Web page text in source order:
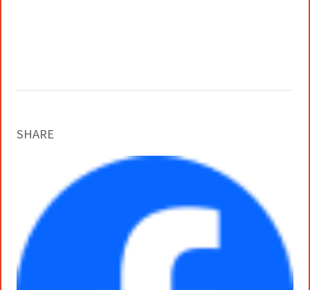
CSR
本社・支社アクセス
グループ会社
障がい者採用
SHARE